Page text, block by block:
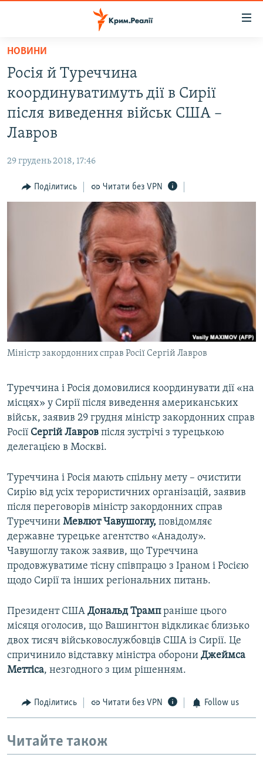
Перейти
основного
матеріалу
Перейти
до
основної
Перейти
пошуку
ВІДЕО ТА ФОТО
ПОЛІТИКА
ПОГЛЯД
ІНТЕРВ'Ю
ВІДЕОУРОКИ «ELIFBE»
СВІДЧЕННЯ ОКУПАЦІЇ
УКРАЇНСЬКА ПРОБЛЕМА КРИМУ
ЯК ОБІЙТИ БЛОКУВАННЯ
Qırımtatar
Усі сайти RFE/RL
НОВИНИ
Росія й Туреччина
координуватимуть дії в Сирії
після виведення військ США –
Лавров
29 грудень 2018, 17:46
Поділитись Читати без VPN
Міністр закордонних справ Росії Сергій Лавров
Туреччина і Росія домовилися координувати дії «на
місцях» у Сирії після виведення американських
військ, заявив 29 грудня міністр закордонних справ
Росії Сергій Лавров після зустрічі з турецькою
делегацією в Москві.
Туреччина і Росія мають спільну мету – очистити
Сирію від усіх терористичних організацій, заявив
після переговорів міністр закордонних справ
Туреччини Мевлют Чавушоглу, повідомляє
державне турецьке агентство «Анадолу».
Чавушоглу також заявив, що Туреччина
продовжуватиме тісну співпрацю з Іраном і Росією
щодо Сирії та інших регіональних питань.​
Президент США Дональд Трампраніше цього
місяця оголосив, що Вашингтон відкликає близько
двох тисяч військовослужбовців США із Сирії. Це
спричинило відставку міністра оборони Джеймса
Меттіса, незгодного з цим рішенням.
Поділитись Читати без VPN Follow us
Читайте також